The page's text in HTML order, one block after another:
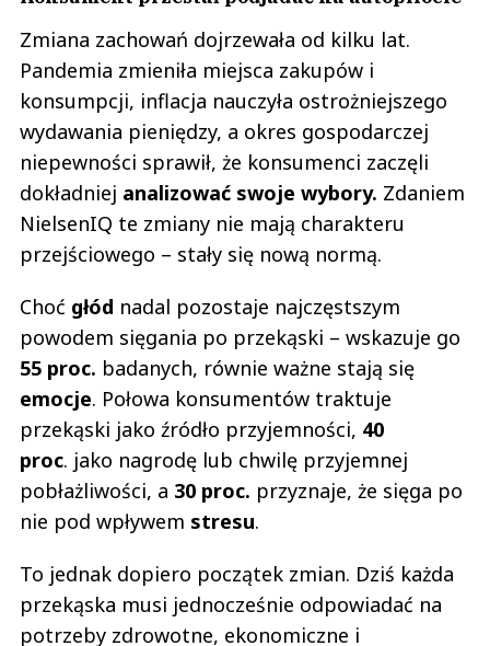
Zmiana zachowań dojrzewała od kilku lat.
Pandemia zmieniła miejsca zakupów i
konsumpcji, inflacja nauczyła ostrożniejszego
wydawania pieniędzy, a okres gospodarczej
niepewności sprawił, że konsumenci zaczęli
dokładniej analizować swoje wybory. Zdaniem
NielsenIQ te zmiany nie mają charakteru
przejściowego – stały się nową normą.
Choć głód nadal pozostaje najczęstszym
powodem sięgania po przekąski – wskazuje go
55 proc. badanych, równie ważne stają się
emocje. Połowa konsumentów traktuje
przekąski jako źródło przyjemności, 40
proc. jako nagrodę lub chwilę przyjemnej
pobłażliwości, a 30 proc. przyznaje, że sięga po
nie pod wpływem stresu.
To jednak dopiero początek zmian. Dziś każda
przekąska musi jednocześnie odpowiadać na
potrzeby zdrowotne, ekonomiczne i